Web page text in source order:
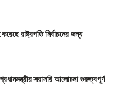
রাষ্ট্রপতি নির্বাচনের জন্য
সরাসরি আলোচনা গুরুত্বপূর্ণ